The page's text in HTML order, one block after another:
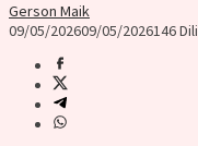
Gerson Maik
09/05/202609/05/2026146